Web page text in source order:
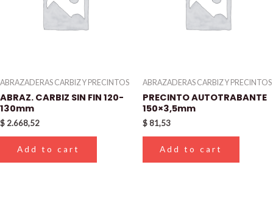
ABRAZADERAS CARBIZ Y PRECINTOS
ABRAZ. CARBIZ SIN FIN 120-
130mm
$ 2.668,52
Add to cart
ABRAZADERAS CARBIZ Y PRECINTOS
PRECINTO AUTOTRABANTE
150×3,5mm
$81,53
Add to cart